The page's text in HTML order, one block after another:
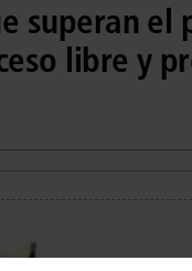
superan el
libre y